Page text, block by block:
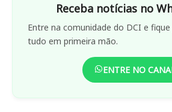
Receba notícias no
Entre na comunidade do DCI e
tudo em primeira mão.
ENTRE NO